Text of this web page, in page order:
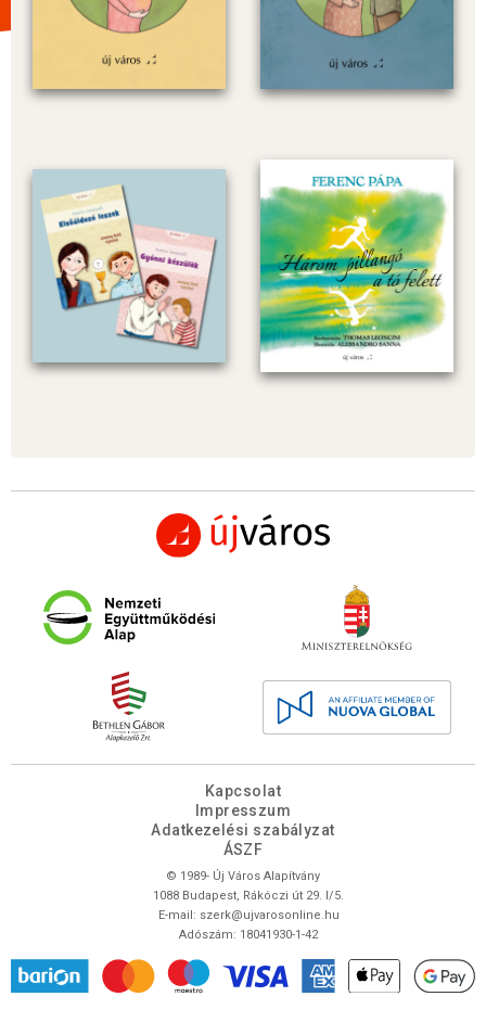
Kapcsolat
Impresszum
Adatkezelési szabályzat
ÁSZF
© 1989- Új Város Alapítvány
1088 Budapest, Rákóczi út 29. I/5.
E-mail: szerk@ujvarosonline.hu
Adószám: 18041930-1-42